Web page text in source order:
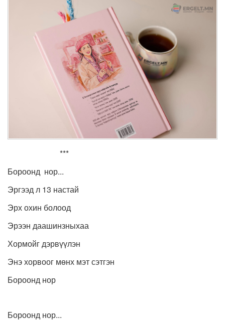
***
Бороонд нор...
Эргээд л 13 настай
Эрх охин болоод
Эрээн даашинзныхаа
Хормойг дэрвүүлэн
Энэ хорвоог мөнх мэт сэтгэн
Бороонд нор
Бороонд нор...